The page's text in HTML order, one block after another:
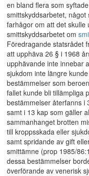
en bland flera som
smittskyddsarbetet,
farhågor om att det skulle
smittskyddsarbetet om
Föredragande statsrådet
att upphäva 26 § i 1968
upphävande inte innebar
sjukdom inte längre
bestämmelser som
fallet kunde bli tillämpliga
bestämmelser återfanns i
samt i 13 kap som gäller
sammanhanget brotten
till kroppsskada eller
samt spridande av gift
smittämne (prop 1985/
dessa bestämmelser
överförande av venerisk